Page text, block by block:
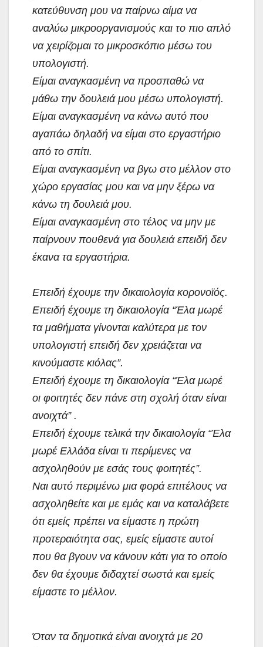
κατεύθυνση μου να παίρνω αίμα να
αναλύω μικροοργανισμούς και το πιο απλό
να χειρίζομαι το μικροσκόπιο μέσω του
υπολογιστή.
Είμαι αναγκασμένη να προσπαθώ να
μάθω την δουλειά μου μέσω υπολογιστή.
Είμαι αναγκασμένη να κάνω αυτό που
αγαπάω δηλαδή να είμαι στο εργαστήριο
από το σπίτι.
Είμαι αναγκασμένη να βγω στο μέλλον στο
χώρο εργασίας μου και να μην ξέρω να
κάνω τη δουλειά μου.
Είμαι αναγκασμένη στο τέλος να μην με
παίρνουν πουθενά για δουλειά επειδή δεν
έκανα τα εργαστήρια.
Επειδή έχουμε την δικαιολογία κορονοϊός.
Επειδή έχουμε τη δικαιολογία “Έλα μωρέ
τα μαθήματα γίνονται καλύτερα με τον
υπολογιστή επειδή δεν χρειάζεται να
κινούμαστε κιόλας”.
Επειδή έχουμε τη δικαιολογία “Έλα μωρέ
οι φοιτητές δεν πάνε στη σχολή όταν είναι
ανοιχτά” .
Επειδή έχουμε τελικά την δικαιολογία “Έλα
μωρέ Ελλάδα είναι τι περίμενες να
ασχοληθούν με εσάς τους φοιτητές”.
Ναι αυτό περιμένω μια φορά επιτέλους να
ασχοληθείτε και με εμάς και να καταλάβετε
ότι εμείς πρέπει να είμαστε η πρώτη
προτεραιότητα σας, εμείς είμαστε αυτοί
που θα βγουν να κάνουν κάτι για το οποίο
δεν θα έχουμε διδαχτεί σωστά και εμείς
είμαστε το μέλλον.
Όταν τα δημοτικά είναι ανοιχτά με 20